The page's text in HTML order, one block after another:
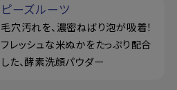
ピーズルーツ
毛穴汚れを、濃密ねばり泡が吸着！
フレッシュな米ぬかをたっぷり配合
した、酵素洗顔パウダー